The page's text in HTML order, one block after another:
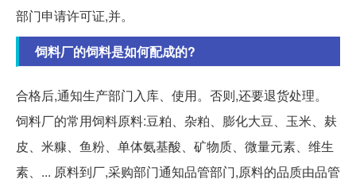
部门申请许可证,并。
饲料厂的饲料是如何配成的?
合格后,通知生产部门入库、使用。否则,还要退货处理。
饲料厂的常用饲料原料:豆粕、杂粕、膨化大豆、玉米、麸
皮、米糠、鱼粉、单体氨基酸、矿物质、微量元素、维生
素、... 原料到厂,采购部门通知品管部门,原料的品质由品管